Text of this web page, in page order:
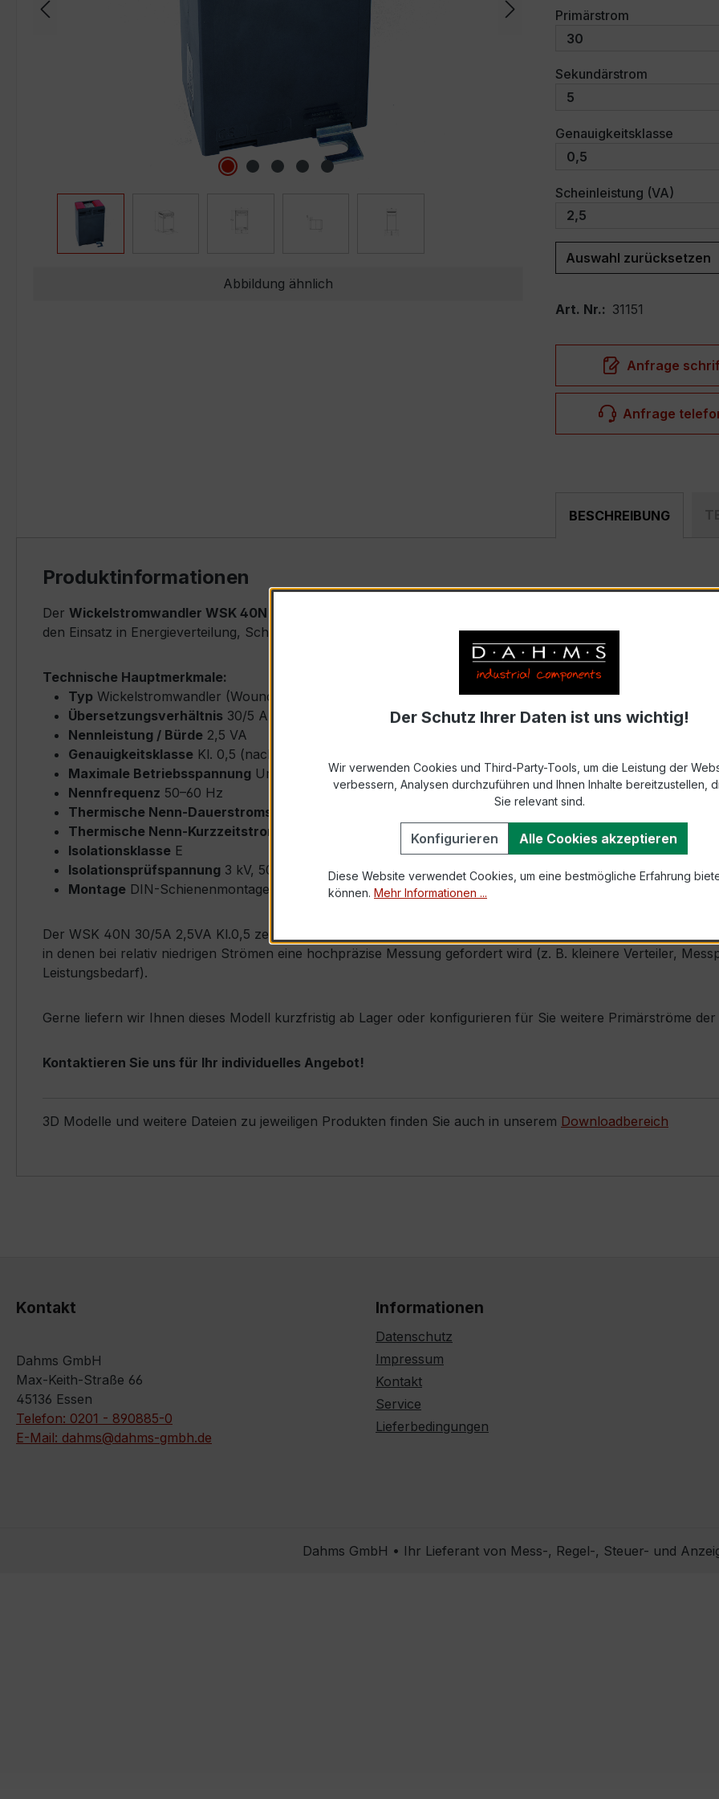
Abbildung ähnlich
Primärstrom
Sekundärstrom
Genauigkeitsklasse
Scheinleistung (VA)
Auswahl zurücksetzen
Art. Nr.: 31151
Anfrage
Anfrage
BESCHREIBUNG
Produktinformationen
Der Wickelstromwandler WSK 40N 30/5A 2,5VA Kl.0,5
ist ein kompakter, hochpräziser Niederspannungs-
den Einsatz in Energieverteilung, Schaltanlagen, Zählerfeldern und industriellen Mess- und
Technische Hauptmerkmale:
Typ Wickelstromwandler (Wound-Type) – WSK 40N
Übersetzungsverhältnis 30/5 A (Primärnennstrom 30 A, Sekundärnennstrom 5 A)
Nennleistung / Bürde 2,5 VA
Genauigkeitsklasse Kl. 0,5 (nach IEC/EN 61869-2 bzw. DIN EN 61869-2)
Maximale Betriebsspannung Um ≤ 0,72 kV
Nennfrequenz 50–60 Hz
Thermische Nenn-Dauerstromstärke
Thermische Nenn-Kurzzeitstromstärke
Ith = 100 × Ipr, 1 s
Isolationsklasse E
Isolationsprüfspannung 3 kV, 50 Hz, 1 min
Montage DIN-Schienenmontage möglich
Der WSK 40N 30/5A 2,5VA Kl.0,5 zeichnet sich durch seine sehr kompakte Bauform, hohe Zuverlässigkeit
in denen bei relativ niedrigen Strömen eine hochpräzise Messung gefordert wird (z. B. kleinere Verteiler,
Leistungsbedarf).
Gerne liefern wir Ihnen dieses Modell kurzfristig ab Lager oder konfigurieren für Sie weitere Primärströme der
Kontaktieren Sie uns für Ihr individuelles Angebot!
3D Modelle und weitere Dateien zu jeweiligen Produkten finden Sie auch in unserem Downloadbereich
Kontakt
Dahms GmbH
Max-Keith-Straße 66
45136 Essen
Telefon: 0201 - 890885-0
E-Mail: dahms@dahms-gmbh.de
Informationen
Datenschutz
Impressum
Kontakt
Service
Lieferbedingungen
Dahms GmbH • Ihr Lieferant von Mess-, Regel-, Steuer- und
Der Schutz Ihrer Daten ist uns wichtig!
Wir verwenden Cookies und Third-Party-Tools, um die Leistung der
verbessern, Analysen durchzuführen und Ihnen Inhalte bereitzustellen,
Sie relevant sind.
Konfigurieren Alle Cookies akzeptieren
Diese Website verwendet Cookies, um eine bestmögliche Erfahrung
können. Mehr Informationen ...